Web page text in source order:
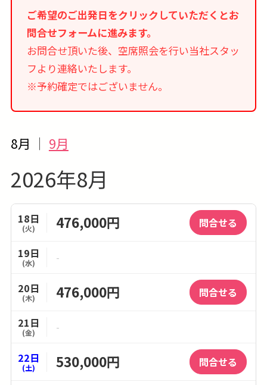
ご希望のご出発日をクリックしていただくとお
問合せフォームに進みます。
お問合せ頂いた後、空席照会を行い当社スタッ
フより連絡いたします。
※予約確定ではございません。
8月 ｜ 9月
2026年8月
18日
(火) 476,000円 問合せる
19日
(水) -
20日
(木) 476,000円 問合せる
21日
(金) -
22日
(土) 530,000円 問合せる